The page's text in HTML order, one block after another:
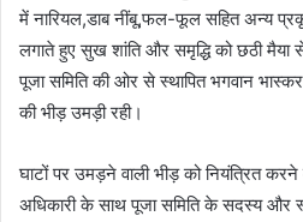
में नारियल,डाब नींबू,फल-फूल सहित अन्य
लगाते हुए सुख शांति और समृद्धि को छठी मैया
पूजा समिति की ओर से स्थापित भगवान
की भीड़ उमड़ी रही।
घाटों पर उमड़ने वाली भीड़ को नियंत्रित
अधिकारी के साथ पूजा समिति के सदस्य और